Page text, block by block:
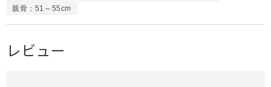
親骨：51～55cm
レビュー